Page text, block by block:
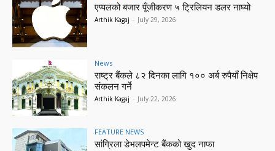
एप्पलको बजार पूँजीकरण ५ ट्रिलियन डलर नाघ्यो
Arthik Kagaj - July 29, 2026
News
राष्ट्र बैंकले ८२ दिनका लागि १०० अर्ब रुपैयाँ निक्षेप
संकलन गर्ने
Arthik Kagaj - July 22, 2026
FEATURE NEWS
सांग्रिला डेभलपमेन्ट बैंकको खुद नाफा